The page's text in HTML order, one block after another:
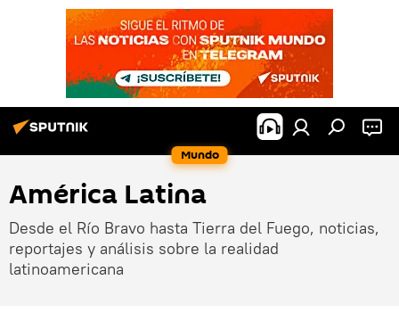
Mundo
América Latina
Desde el Río Bravo hasta Tierra del Fuego, noticias,
reportajes y análisis sobre la realidad
latinoamericana